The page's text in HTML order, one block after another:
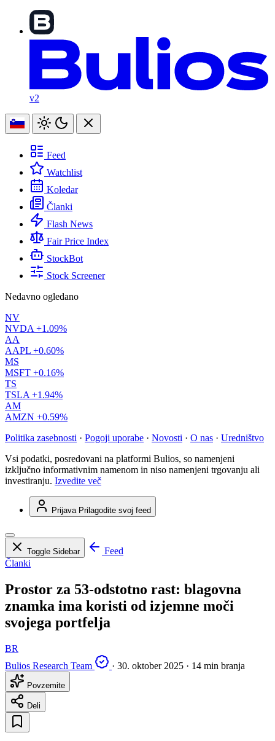
v2
Feed
Watchlist
Koledar
Članki
Flash News
Fair Price Index
StockBot
Stock Screener
Nedavno ogledano
NV
NVDA +1.09%
AA
AAPL +0.60%
MS
MSFT +0.16%
TS
TSLA +1.94%
AM
AMZN +0.59%
Politika zasebnosti · Pogoji uporabe · Novosti · O nas · Uredništvo
Vsi podatki, posredovani na platformi Bulios, so namenjeni
izključno informativnim namenom in niso namenjeni trgovanju ali
investiranju. Izvedite več
Prijava Prilagodite svoj feed
Toggle Sidebar
Feed
Članki
Prostor za 53-odstotno rast: blagovna
znamka ima koristi od izjemne moči
svojega portfelja
BR
Bulios Research Team
· 30. oktober 2025 · 14 min branja
Povzemite
Deli